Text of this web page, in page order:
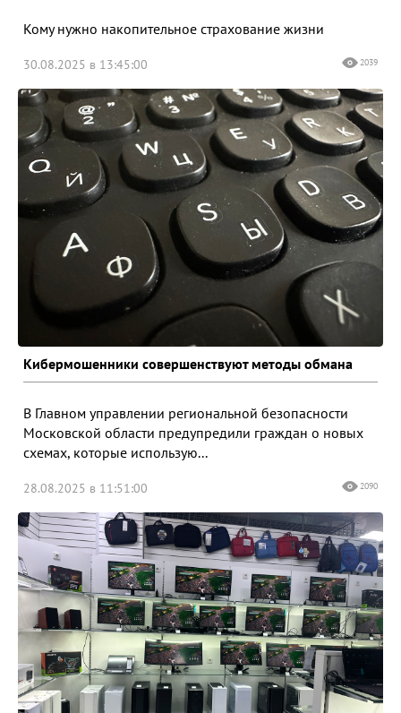
Кому нужно накопительное страхование жизни
30.08.2025 в 13:45:00 2039
Кибермошенники совершенствуют методы обмана
В Главном управлении региональной безопасности
Московской области предупредили граждан о новых
схемах, которые использую...
28.08.2025 в 11:51:00 2090